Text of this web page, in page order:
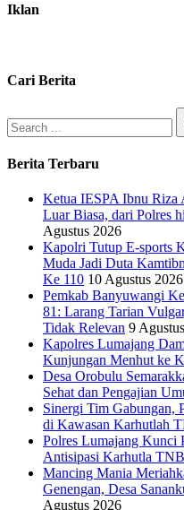
Iklan
Cari Berita
Berita Terbaru
Ketua IESPA Ibnu Riza
Luar Biasa, dari Polres
Agustus 2026
Kapolri Tutup E-sports
Muda Jadi Duta
Ke 110 10 Agustus 2026
Pemkab Banyuwangi
81: Larang Tarian
Tidak Relevan 9
Kapolres Lumajang
Kunjungan Menhut ke
‎Desa Orobulu
Sehat dan Pengajian
Sinergi Tim Gabungan,
di Kawasan Karhutlah
Polres Lumajang Kunci
Antisipasi Karhutla
Mancing Mania
Genengan, Desa
Agustus 2026